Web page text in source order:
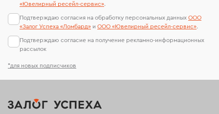
*для новых подписчиков
«Ювелирный ресейл-сервиc».
Подтверждаю согласия на обработку персональных данных ООО
«Залог Успеха «Ломбард» и ООО «Ювелирный ресейл-сервиc».
Подтверждаю согласие на получение рекламно-информационных
рассылок